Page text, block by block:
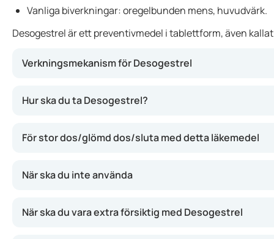
Vanliga biverkningar: oregelbunden mens, huvudvärk.
Desogestrel är ett preventivmedel i tablettform, även
Verkningsmekanism för Desogestrel
Hur ska du ta Desogestrel?
För stor dos/glömd dos/sluta med detta läkemedel
När ska du inte använda
När ska du vara extra försiktig med Desogestrel